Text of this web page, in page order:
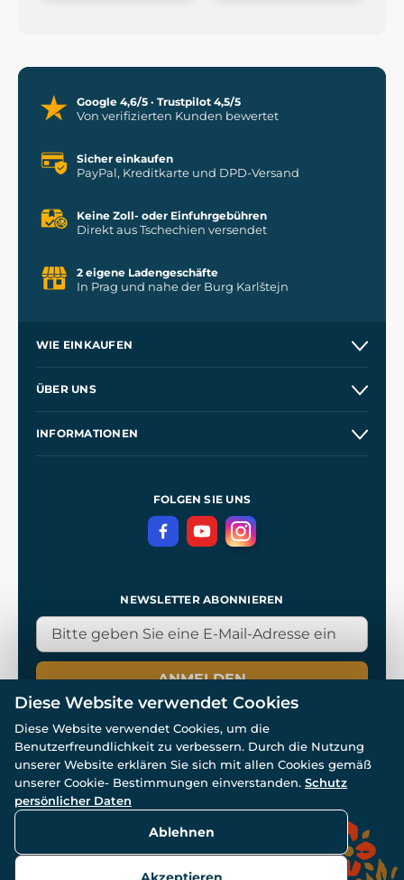
Google 4,6/5 · Trustpilot 4,5/5
Von verifizierten Kunden bewertet
Sicher einkaufen
PayPal, Kreditkarte und DPD-Versand
Keine Zoll- oder Einfuhrgebühren
Direkt aus Tschechien versendet
2 eigene Ladengeschäfte
In Prag und nahe der Burg Karlštejn
WIE EINKAUFEN
Kontakt
ÜBER UNS
INFORMATIONEN
DatenschutzerklärungFOLGEN SIE UNS
NEWSLETTER ABONNIEREN
ANMELDEN
© Alle Rechte vorbehalten. www.wulflund.de 2007-2026.
Powered by
Diese Website verwendet Cookies
Diese Website verwendet Cookies, um die
Benutzerfreundlichkeit zu verbessern. Durch die Nutzung
unserer Website erklären Sie sich mit allen Cookies gemäß
unserer Cookie- Bestimmungen einverstanden. Schutz
persönlicher Daten
Ablehnen